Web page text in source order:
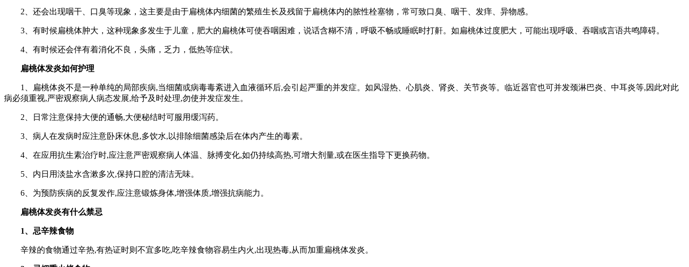
2、还会出现咽干、口臭等现象，这主要是由于扁桃体内细菌的繁殖生长及残留于扁桃体内的脓性栓塞物，常可致口臭、咽干、发痒、异物感。
3、有时候扁桃体肿大，这种现象多发生于儿童，肥大的扁桃体可使吞咽困难，说话含糊不清，呼吸不畅或睡眠时打鼾。如扁桃体过度肥大，可能出现呼吸、吞咽或言语共鸣障碍。
4、有时候还会伴有着消化不良，头痛，乏力，低热等症状。
扁桃体发炎如何护理
1、扁桃体炎不是一种单纯的局部疾病,当细菌或病毒毒紊进入血液循环后,会引起严重的并发症。如风湿热、心肌炎、肾炎、关节炎等。临近器官也可并发颈淋巴炎、中耳炎等,因此对此
病必须重视,严密观察病人病态发展,给予及时处理,勿使并发症发生。
2、日常注意保持大便的通畅,大便秘结时可服用缓泻药。
3、病人在发病时应注意卧床休息,多饮水,以排除细菌感染后在体内产生的毒素。
4、在应用抗生素治疗时,应注意严密观察病人体温、脉搏变化,如仍持续高热,可增大剂量,或在医生指导下更换药物。
5、内日用淡盐水含漱多次,保持口腔的清洁无味。
6、为预防疾病的反复发作,应注意锻炼身体,增强体质,增强抗病能力。
扁桃体发炎有什么禁忌
1、忌辛辣食物
辛辣的食物通过辛热,有热证时则不宜多吃,吃辛辣食物容易生内火,出现热毒,从而加重扁桃体发炎。